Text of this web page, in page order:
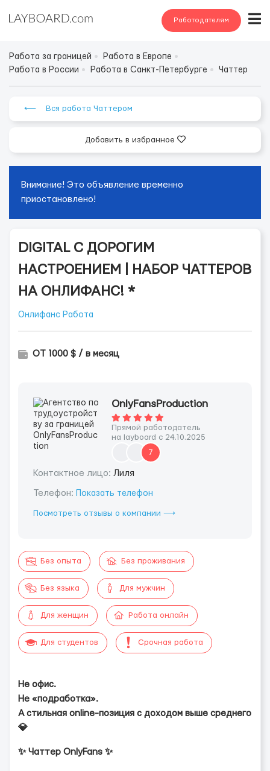
Работодателям
Работа за границей
Работа в Европе
Работа в России
Работа в Санкт-Петербурге Чаттер
⟵ Вся работа Чаттером
Добавить в избранное
Внимание! Это объявление временно
приостановлено!
DIGITAL С ДОРОГИМ
НАСТРОЕНИЕМ | НАБОР ЧАТТЕРОВ
НА ОНЛИФАНС! *
Онлифанс Работа
ОТ 1000 $ / в месяц
OnlyFansProduction
Прямой работодатель
на layboard с 24.10.2025
7
Контактное лицо: Лиля
Телефон: Показать телефон
Посмотреть отзывы о компании ⟶
Без опыта Без проживания
Без языка Для мужчин
Для женщин Работа онлайн
Для студентов Срочная работа
Не офис.
Не «подработка».
А стильная online-позиция с доходом выше среднего
💎
✨ Чаттер OnlyFans ✨